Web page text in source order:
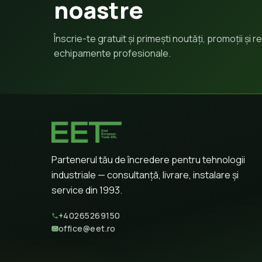
noastre
Înscrie-te gratuit și primești noutăți, promoții și
echipamente profesionale.
Partenerul tău de încredere pentru tehnologii
industriale — consultanță, livrare, instalare și
service din 1993.
+40265269150
office@eet.ro